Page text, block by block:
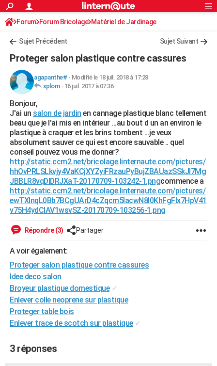
ACTUALITÉS
Politique
Société
Faits Divers
Education
Monde
Villes
+
FINANCE
Retraite
Impôts
Epargne
Immobilier
Risques naturels par ville
Banque
Assurance
Crédit
AUTO
Essais
Réserver un essai
Citadines
Berlines
SUV
Forum auto
+HIGH-TECH
Mobiles
Meilleur smartphone
Internet
Ordinateurs
Jeux vidéo
Guide high-tech
+BRICOLAGE
Forum
Aménagement intérieur
Extérieur
Cuisine
Salle de bains
Jardinage
Rangement
WEEK-END
Guides de France
Escapades
Patrimoine
Expositions
Musées
Week-end nature
+LIFESTYLE
Art de vivre
Bien-être
Loisirs
Mode
Modes de vie
SANTE
Alimentation
Guide de la santé
Maladies
Médicaments
Sommeil
VOYAGE
Destinations
City break
Voyage nature
Voyage de noces
Forum
Climat
PHOTO
GUIDES D'ACHAT
BONS PLANS
CARTE DE VOEUX
Carte de Noël
Carte Bonne année
Carte Saint-Valentin
Carte Pâques
Carte d'anniversaire
DICTIONNAIRE
Dictionnaire
Biographies
Citations
Expressions
Proverbes
PROGRAMME TV
COPAINS D'AVANT
S'inscrire
Connexion
Forum Forum Bricolage Matériel de Jardinage
Sujet Précédent Sujet Suivant
Proteger salon plastique contre cassures
agapanthe# - Modifié le 18 juil. 2018 à 17:28
xplom- 16 juil. 2017 à 07:36
Bonjour,
J'ai un salon de jardin en cannage plastique blanc tellement
beau que je l'ai mis en intérieur ...au bout d un an environ le
plastique à craquer et les brins tombent ...je veux
absolument sauver ce qui est encore sauvable .. quel
conseil pouvez vous me donner?
http://static.ccm2.net/bricolage.linternaute.com/pictures/
hhOvPRLSLkvjy4VaKCjXYZyiFRzauPyBujZBAUazSSkJl7Mg
JBBLR8vqDlDRJXaT-20170709-103242-1.pngcommence a
http://static.ccm2.net/bricolage.linternaute.com/pictures/
ewTXInqL0Bb7BCgUArD4cZqcm5IacwN8I0KhFgFlx7HpV41
v75H4ydClAV1wsvSZ-20170709-103256-1.png
Répondre (3) Partager
A voir également:
Proteger salon plastique contre cassures
Idee deco salon
Broyeur plastique domestique ✓
Enlever colle neoprene sur plastique
Proteger table bois
Enlever trace de scotch sur plastique ✓
3 réponses